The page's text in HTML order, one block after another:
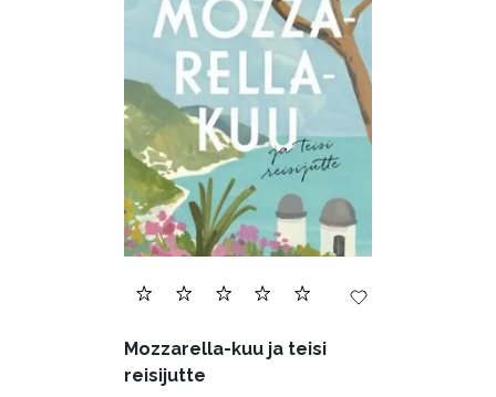
Mozzarella-kuu ja teisi
reisijutte